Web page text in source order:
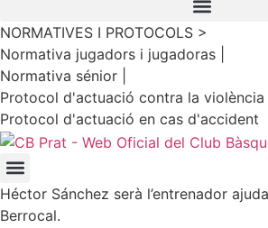
NORMATIVES I PROTOCOLS >
Normativa jugadors i jugadoras |
Normativa sénior |
Protocol d'actuació contra la violència
Protocol d'actuació en cas d'accident
Héctor Sánchez serà l’entrenador
Berrocal.